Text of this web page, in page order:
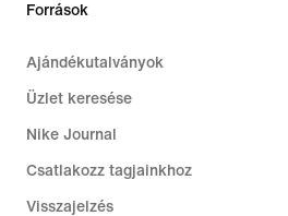
Források
Ajándékutalványok
Üzlet keresése
Nike Journal
Csatlakozz tagjainkhoz
Visszajelzés